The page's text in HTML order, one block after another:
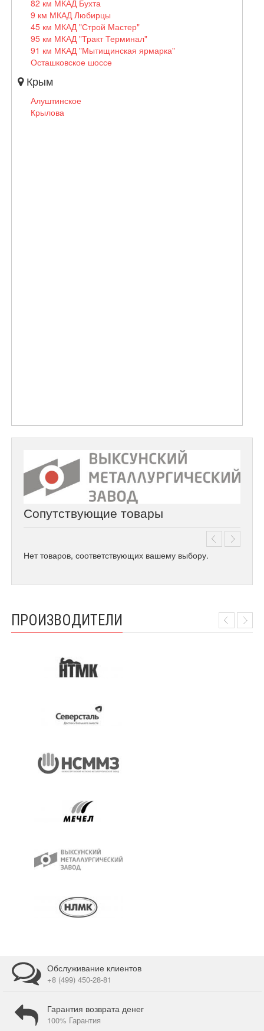
82 км МКАД Бухта
9 км МКАД Любирцы
45 км МКАД "Строй Мастер"
95 км МКАД "Тракт Терминал"
91 км МКАД "Мытищинская ярмарка"
Осташковское шоссе
Крым
Алуштинское
Крылова
Сопутствующие товары
Нет товаров, соответствующих вашему выбору.
ПРОИЗВОДИТЕЛИ
Обслуживание клиентов
+8 (499) 450-28-81
Гарантия возврата денег
100% Гарантия